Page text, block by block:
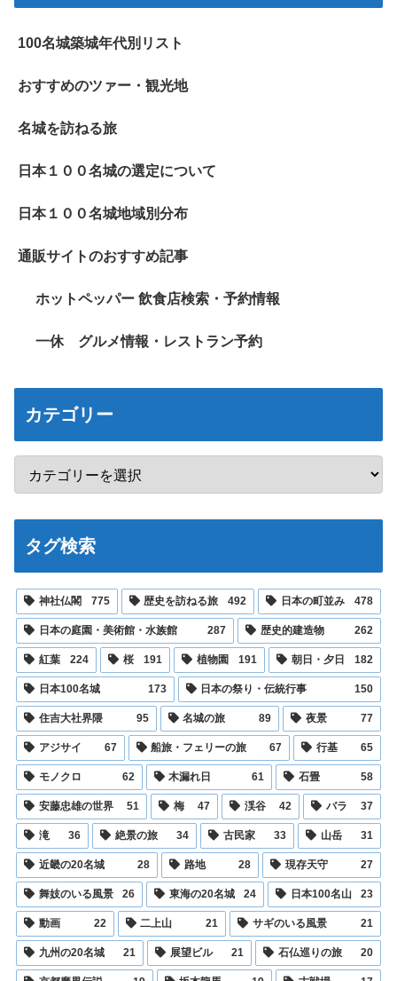
100名城築城年代別リスト
おすすめのツァー・観光地
名城を訪ねる旅
日本１００名城の選定について
日本１００名城地域別分布
通販サイトのおすすめ記事
ホットペッパー 飲食店検索・予約情報
一休 グルメ情報・レストラン予約
カテゴリー
タグ検索
神社仏閣 775 歴史を訪ねる旅 492 日本の町並み 478
日本の庭園・美術館・水族館 287 歴史的建造物 262
紅葉 224 桜 191 植物園 191 朝日・夕日 182
日本100名城 173 日本の祭り・伝統行事 150
住吉大社界隈 95 名城の旅 89 夜景 77
アジサイ 67 船旅・フェリーの旅 67 行基 65
モノクロ 62 木漏れ日 61 石畳 58
安藤忠雄の世界 51 梅 47 渓谷 42 バラ 37
滝 36 絶景の旅 34 古民家 33 山岳 31
近畿の20名城 28 路地 28 現存天守 27
舞妓のいる風景 26 東海の20名城 24 日本100名山 23
動画 22 二上山 21 サギのいる風景 21
九州の20名城 21 展望ビル 21 石仏巡りの旅 20